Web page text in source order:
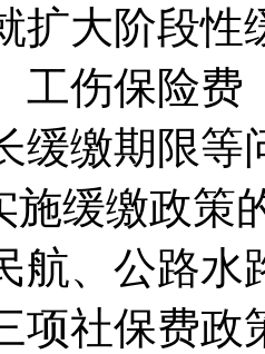
扩大阶段
工伤保险
缓缴期限等
施缓缴政策
航、公路水
项社保费